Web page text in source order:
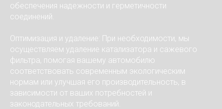
обеспечения надежности и герметичности
соединений.
Оптимизация и удаление: При необходимости, мы
осуществляем удаление катализатора и сажевого
фильтра, помогая вашему автомобилю
соответствовать современным экологическим
нормам или улучшая его производительность, в
зависимости от ваших потребностей и
законодательных требований.